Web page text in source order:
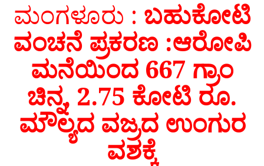
ಮಂಗಳೂರು : ಬಹುಕೋಟಿ
ವಂಚನೆ ಪ್ರಕರಣ :ಆರೋಪಿ
ಮನೆಯಿಂದ 667 ಗ್ರಾಂ
ಚಿನ್ನ, 2.75 ಕೋಟಿ ರೂ.
ಮೌಲ್ಯದ ವಜ್ರದ ಉಂಗುರ
ವಶಕ್ಕೆ